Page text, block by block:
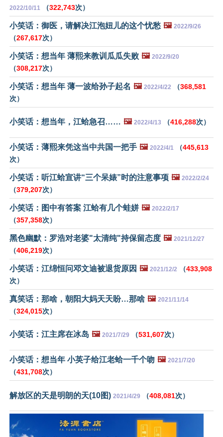
2022/10/11 （322,743次）
小笑话：御医，请解决江泡妞儿的这个忧愁 🖼️ 2022/9/26
（267,617次）
小笑话：想当年 薄熙来教训瓜瓜失败 🖼️ 2022/9/20
（308,217次）
小笑话：想当年 薄一波给孙子起名 🖼️ 2022/4/22 （368,581
次）
小笑话：想当年，江蛤急召…… 🖼️ 2022/4/13 （416,288次）
小笑话：薄熙来凭这当中共国一把手 🖼️ 2022/4/1 （445,613
次）
小笑话：听江蛤宣讲“三个呆婊”时的注意事项 🖼️ 2022/2/24
（379,207次）
小笑话：图中有答案 江蛤有几个蛙姘 🖼️ 2022/2/17
（357,358次）
黑色幽默：罗浩对老婆"太清纯"持保留态度 🖼️ 2021/12/27
（406,219次）
小笑话：江绵恒问邓文迪被退货原因 🖼️ 2021/12/2 （433,908
次）
真笑话：那啥，朝阳大妈天天盼…那啥 🖼️ 2021/11/14
（324,015次）
小笑话：江主席在冰岛 🖼️ 2021/7/29 （531,607次）
小笑话：想当年 小英子给江老蛤一千个吻 🖼️ 2021/7/20
（431,708次）
解放区的天是明朗的天(10图) 2021/4/29 （408,081次）